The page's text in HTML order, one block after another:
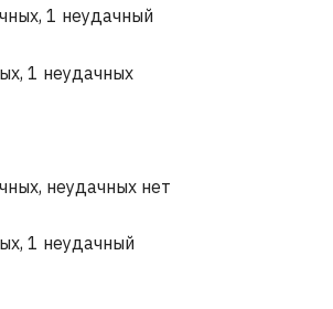
1 неудачный
1 неудачных
неудачных нет
1 неудачный